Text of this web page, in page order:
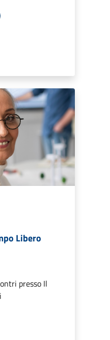
Libero
presso Il